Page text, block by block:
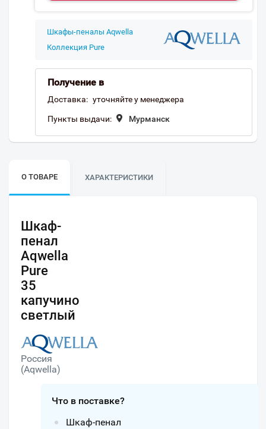
Шкафы-пеналы Aqwella
Коллекция Pure
Получение в
Доставка: уточняйте у менеджера
Пункты выдачи: Мурманск
О ТОВАРЕ ХАРАКТЕРИСТИКИ
Шкаф-
пенал
Aqwella
Pure
35
капучино
светлый
Россия
(Aqwella)
Что в поставке?
Шкаф-пенал